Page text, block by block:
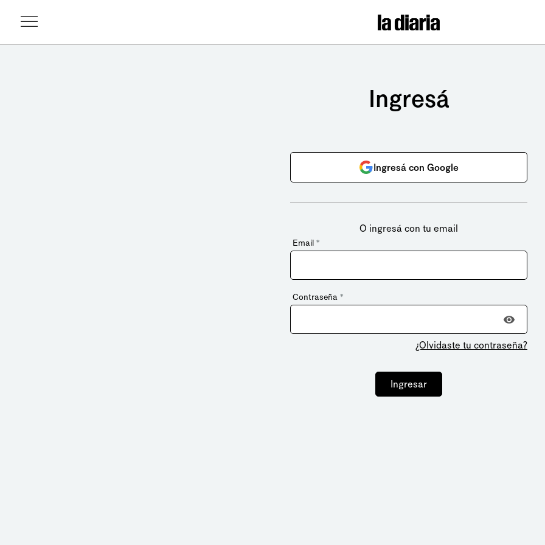
Ingresá
Ingresá con Google
O ingresá con tu email
Email *
Contraseña *
¿Olvidaste tu contraseña?
Ingresar